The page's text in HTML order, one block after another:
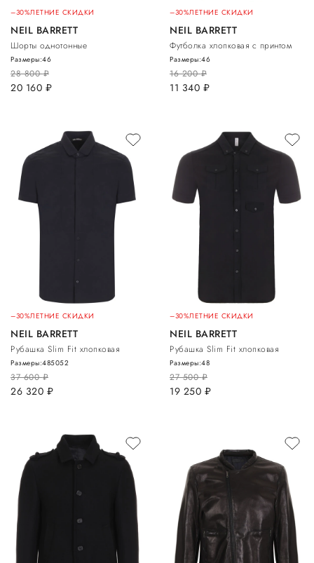
–30%ЛЕТНИЕ СКИДКИ
NEIL BARRETT
Шорты однотонные
28 800руб.
20 160 руб.
Размеры:46
–30%ЛЕТНИЕ СКИДКИ
NEIL BARRETT
Футболка хлопковая с принтом
16 200руб.
11 340 руб.
Размеры:46
–30%ЛЕТНИЕ СКИДКИ
NEIL BARRETT
Рубашка Slim Fit хлопковая
37 600руб.
26 320 руб.
Размеры:485052
–30%ЛЕТНИЕ СКИДКИ
NEIL BARRETT
Рубашка Slim Fit хлопковая
27 500руб.
19 250 руб.
Размеры:48